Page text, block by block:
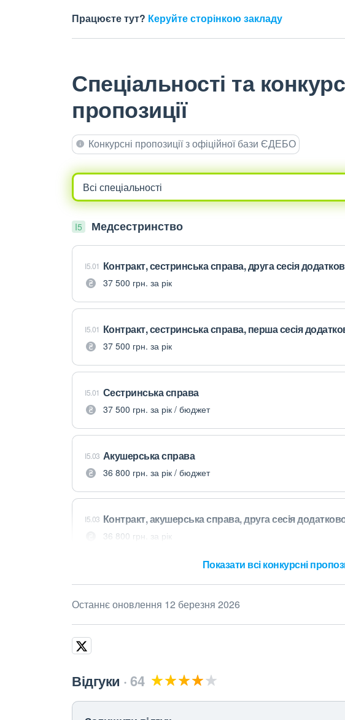
Працюєте тут? Керуйте сторінкою закладу
Спеціальності та
пропозиції
Конкурсні пропозиції з офіційної бази ЄДЕБО
I5 Медсестринство
I5.01 Контракт, сестринська справа, друга сесія
37 500 грн. за рік
I5.01 Контракт, сестринська справа, перша сесія
37 500 грн. за рік
I5.01 Сестринська справа
37 500 грн. за рік / бюджет
I5.03 Акушерська справа
36 800 грн. за рік / бюджет
I5.03 Контракт, акушерська справа, друга сесія
36 800 грн. за рік
Показати всі конкурсні
Останнє оновлення 12 березня 2026
Відгуки 64